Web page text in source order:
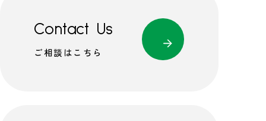
Contact Us
ご相談はこちら